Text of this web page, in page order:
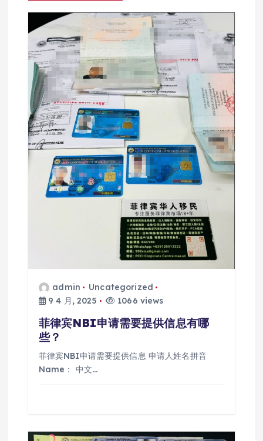
admin
Uncategorized
9 4 月, 2025
1066 views
菲律宾NBI申请需要提供信息有哪
些？
菲律宾NBI申请需要提供信息 申请人姓名拼音
Name： 中文…